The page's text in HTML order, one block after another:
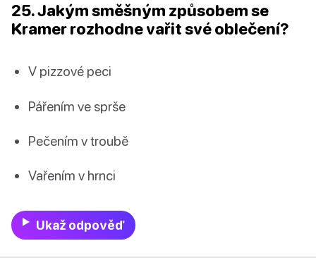
25. Jakým směšným způsobem se
Kramer rozhodne vařit své oblečení?
V pizzové peci
Pářením ve sprše
Pečením v troubě
Vařením v hrnci
Ukaž odpověď